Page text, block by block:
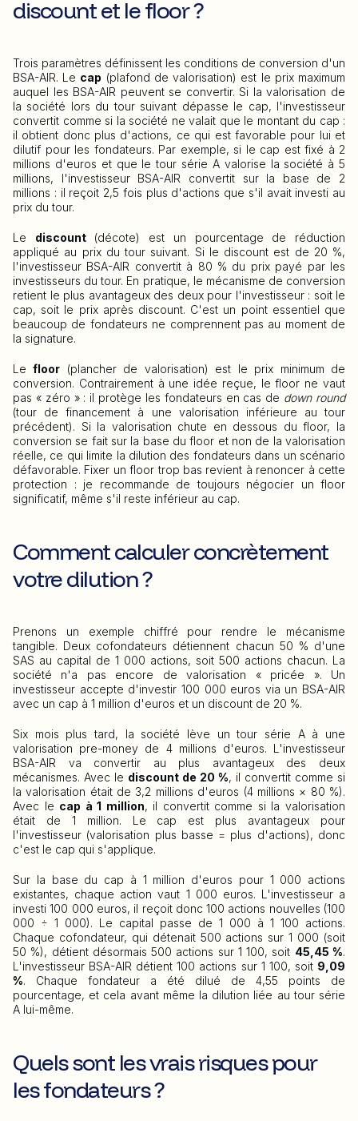
discount et le floor ?
Trois paramètres définissent les conditions de conversion d'un
BSA-AIR. Le cap (plafond de valorisation) est le prix maximum
auquel les BSA-AIR peuvent se convertir. Si la valorisation de
la société lors du tour suivant dépasse le cap, l'investisseur
convertit comme si la société ne valait que le montant du cap :
il obtient donc plus d'actions, ce qui est favorable pour lui et
dilutif pour les fondateurs. Par exemple, si le cap est fixé à 2
millions d'euros et que le tour série A valorise la société à 5
millions, l'investisseur BSA-AIR convertit sur la base de 2
millions : il reçoit 2,5 fois plus d'actions que s'il avait investi au
prix du tour.
Le discount(décote) est un pourcentage de réduction
appliqué au prix du tour suivant. Si le discount est de 20 %,
l'investisseur BSA-AIR convertit à 80 % du prix payé par les
investisseurs du tour. En pratique, le mécanisme de conversion
retient le plus avantageux des deux pour l'investisseur : soit le
cap, soit le prix après discount. C'est un point essentiel que
beaucoup de fondateurs ne comprennent pas au moment de
la signature.
Lefloor (plancher de valorisation) est le prix minimum de
conversion. Contrairement à une idée reçue, le floor ne vaut
pas « zéro » : il protège les fondateurs en cas de down round
(tour de financement à une valorisation inférieure au tour
précédent). Si la valorisation chute en dessous du floor, la
conversion se fait sur la base du floor et non de la valorisation
réelle, ce qui limite la dilution des fondateurs dans un scénario
défavorable. Fixer un floor trop bas revient à renoncer à cette
protection : je recommande de toujours négocier un floor
significatif, même s'il reste inférieur au cap.
Comment calculer concrètement
votre dilution ?
Prenons un exemple chiffré pour rendre le mécanisme
tangible. Deux cofondateurs détiennent chacun 50 % d'une
SAS au capital de 1 000 actions, soit 500 actions chacun. La
société n'a pas encore de valorisation « pricée ». Un
investisseur accepte d'investir 100 000 euros via un BSA-AIR
avec un cap à 1 million d'euros et un discount de 20 %.
Six mois plus tard, la société lève un tour série A à une
valorisation pre-money de 4 millions d'euros. L'investisseur
BSA-AIR va convertir au plus avantageux des deux
mécanismes. Avec le discount de 20 %, il convertit comme si
la valorisation était de 3,2 millions d'euros (4 millions × 80 %).
Avec le cap à 1 million, il convertit comme si la valorisation
était de 1 million. Le cap est plus avantageux pour
l'investisseur (valorisation plus basse = plus d'actions), donc
c'est le cap qui s'applique.
Sur la base du cap à 1 million d'euros pour 1 000 actions
existantes, chaque action vaut 1 000 euros. L'investisseur a
investi 100 000 euros, il reçoit donc 100 actions nouvelles (100
000 ÷ 1 000). Le capital passe de 1 000 à 1 100 actions.
Chaque cofondateur, qui détenait 500 actions sur 1 000 (soit
50 %), détient désormais 500 actions sur 1 100, soit 45,45 %.
L'investisseur BSA-AIR détient 100 actions sur 1 100, soit 9,09
%. Chaque fondateur a été dilué de 4,55 points de
pourcentage, et cela avant même la dilution liée au tour série
A lui-même.
Quels sont les vrais risques pour
les fondateurs ?